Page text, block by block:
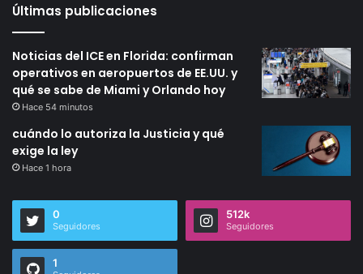
Últimas publicaciones
Noticias del ICE en Florida: confirman
operativos en aeropuertos de EE.UU. y
qué se sabe de Miami y Orlando hoy
Hace 54 minutos
cuándo lo autoriza la Justicia y qué
exige la ley
Hace 1 hora
0
Seguidores
512k
Seguidores
1